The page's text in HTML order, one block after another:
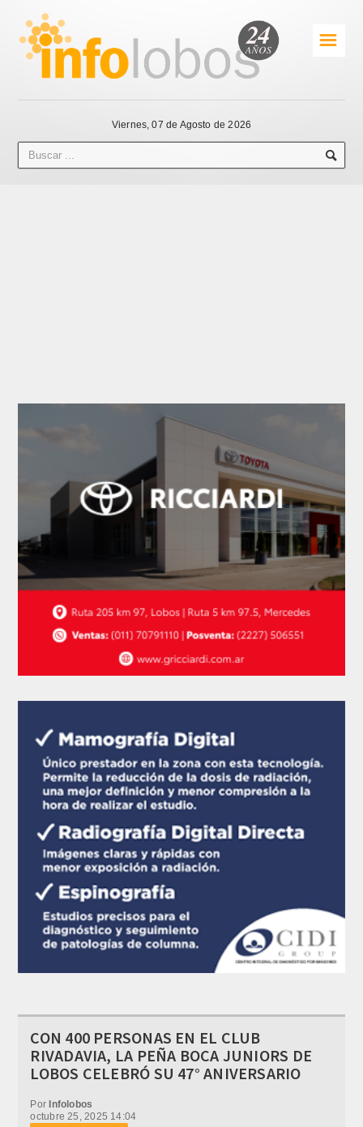
☰
Viernes, 07 de Agosto de 2026
CON 400 PERSONAS EN EL CLUB
RIVADAVIA, LA PEÑA BOCA JUNIORS DE
LOBOS CELEBRÓ SU 47° ANIVERSARIO
PorInfolobos
octubre 25, 2025 14:04